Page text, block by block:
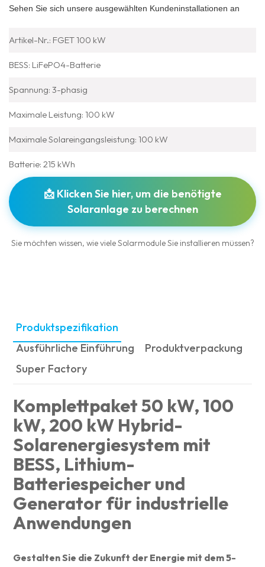
Sehen Sie sich unsere ausgewählten Kundeninstallationen an
Artikel-Nr.: FGET 100 kW
BESS: LiFePO4-Batterie
Spannung: 3-phasig
Maximale Leistung: 100 kW
Maximale Solareingangsleistung: 100 kW
Batterie: 215 kWh
📩 Klicken Sie hier, um die benötigte
Solaranlage zu berechnen
Sie möchten wissen, wie viele Solarmodule Sie installieren müssen?
Produktspezifikation
Ausführliche Einführung
Produktverpackung
Super Factory
Komplettpaket 50 kW, 100
kW, 200 kW Hybrid-
Solarenergiesystem mit
BESS, Lithium-
Batteriespeicher und
Generator für industrielle
Anwendungen
Gestalten Sie die Zukunft der Energie mit dem 5-